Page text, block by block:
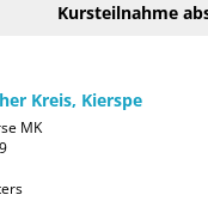
Kursteilnahme
Kreis, Kierspe
MK